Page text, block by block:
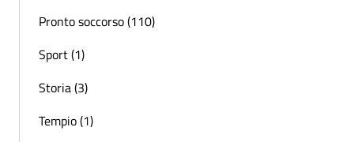
Pronto soccorso (110)
Sport (1)
Storia (3)
Tempio (1)